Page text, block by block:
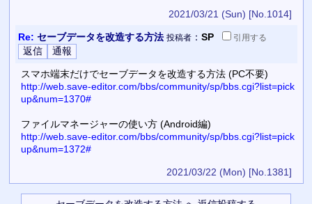
2021/03/21 (Sun) [No.1014]
Re: セーブデータを改造する方法 投稿者： SP 引用する
スマホ端末だけでセーブデータを改造する方法 (PC不要)
http://web.save-editor.com/bbs/community/sp/bbs.cgi?list=pick
up&num=1370#
ファイルマネージャーの使い方 (Android編)
http://web.save-editor.com/bbs/community/sp/bbs.cgi?list=pick
up&num=1372#
2021/03/22 (Mon) [No.1381]